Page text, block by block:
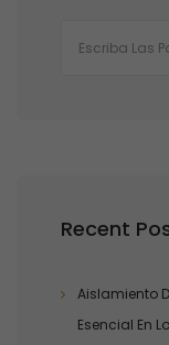
Recent
Aislamiento
Esencial En